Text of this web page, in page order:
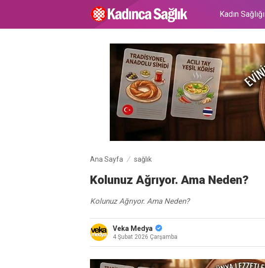
Kadın Sağlığı
Ana Sayfa sağlık
Kolunuz Ağrıyor. Ama Neden?
Kolunuz Ağrıyor. Ama Neden?
Veka Medya
4 Şubat 2026 Çarşamba